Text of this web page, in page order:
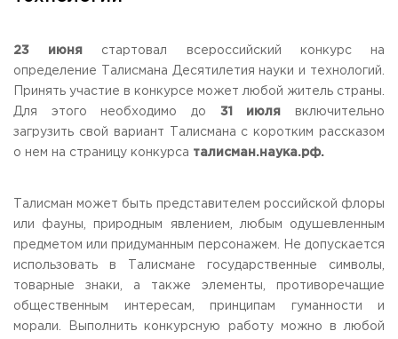
Контакты
Научная деятельность
Дополнительное образование
Федеральный ресурсный центр
Федеральное учебно-методическое объединение в
системе СПО
Профком
Конкурс ППС
ЗАКАЗАТЬ ОБРАТНЫЙ ЗВОНОК
АДРЕС
141221, Московская обл., Городской округ Пушкинский,
пгт. Черкизово,
ул. Главная, 99
+7 (495) 940 83 00
+7 (495) 940 83 58 - Приемная комиссия
E-MAIL
info@rguts.ru
obrashenia@rguts.ru
priem@rguts.ru - Приемная комиссия
ГРАФИК И РЕЖИМ РАБОТЫ
23 июня стартовал всероссийский конкурс на
определение Талисмана Десятилетия науки и технологий.
Принять участие в конкурсе может любой житель страны.
Для этого необходимо до 31 июля
включительно
загрузить свой вариант Талисмана с коротким рассказом
о нем на страницу конкурса талисман.наука.рф.
Талисман может быть представителем российской флоры
или фауны, природным явлением, любым одушевленным
предметом или придуманным персонажем. Не допускается
использовать в Талисмане государственные символы,
товарные знаки, а также элементы, противоречащие
общественным интересам, принципам гуманности и
морали. Выполнить конкурсную работу можно в любой